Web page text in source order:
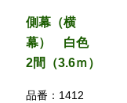
側幕（横
幕） 白色
2間（3.6ｍ）
品番： 1412